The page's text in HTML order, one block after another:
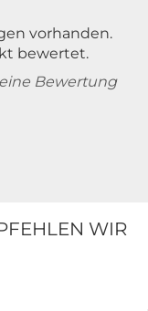
vorhanden.
bewertet.
Bewertung
WIR